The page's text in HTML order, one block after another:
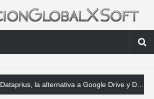
Dataprius, la alternativa a Google Drive y Dropbox que las empresas deberían conocer